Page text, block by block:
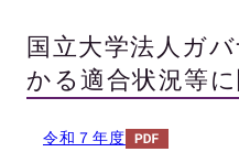
国立大学法人ガ
かる適合状況等
令和７年度